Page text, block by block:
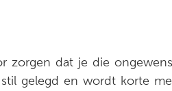
zorgen dat je die
gelegd en wordt korte